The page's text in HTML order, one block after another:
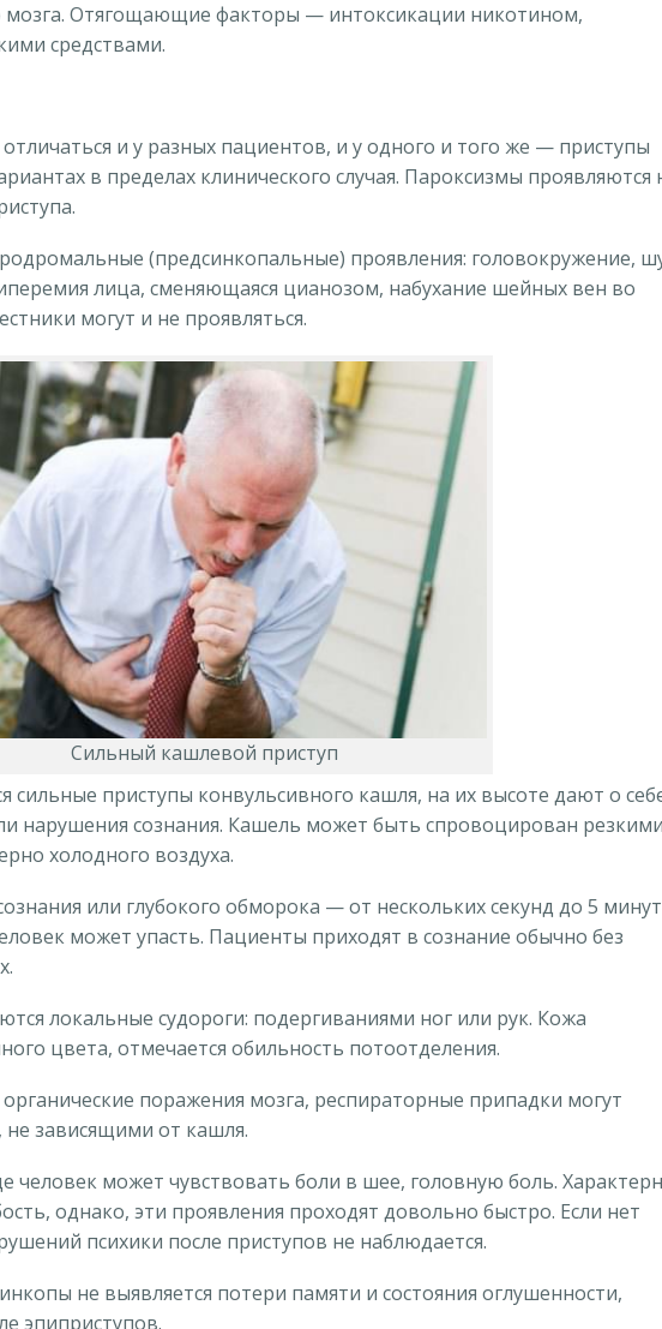
мозга. Отягощающие факторы — интоксикации никотином,
средствами.
и у разных пациентов, и у одного и того же — приступы
в пределах клинического случая. Пароксизмы проявляются
(предсинкопальные) проявления: головокружение,
лица, сменяющаяся цианозом, набухание шейных вен во
могут и не проявляться.
Сильный кашлевой приступ
сильные приступы конвульсивного кашля, на их высоте дают о
нарушения сознания. Кашель может быть спровоцирован
холодного воздуха.
или глубокого обморока — от нескольких секунд до 5
может упасть. Пациенты приходят в сознание обычно без
локальные судороги: подергиваниями ног или рук. Кожа
цвета, отмечается обильность потоотделения.
поражения мозга, респираторные припадки могут
не зависящими от кашля.
человек может чувствовать боли в шее, головную боль.
однако, эти проявления проходят довольно быстро. Если нет
психики после приступов не наблюдается.
не выявляется потери памяти и состояния оглушенности,
эпиприступов.